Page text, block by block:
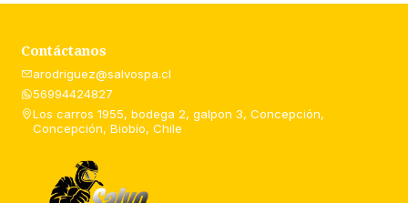
Contáctanos
arodriguez@salvospa.cl
56994424827
Los carros 1955, bodega 2, galpon 3, Concepción,
Concepción, Biobío, Chile